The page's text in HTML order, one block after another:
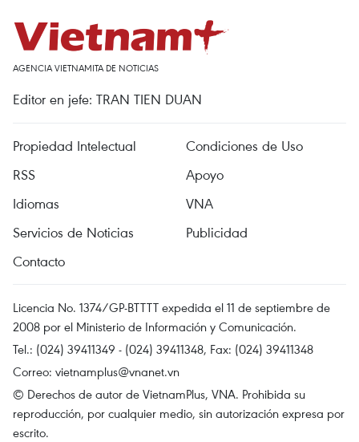
AGENCIA VIETNAMITA DE NOTICIAS
Editor en jefe: TRAN TIEN DUAN
Propiedad Intelectual
Condiciones de Uso
RSS
Apoyo
Idiomas
VNA
Servicios de Noticias
Publicidad
Contacto
Licencia No. 1374/GP-BTTTT expedida el 11 de septiembre de
2008 por el Ministerio de Información y Comunicación.
Tel.: (024) 39411349 - (024) 39411348, Fax: (024) 39411348
Correo: vietnamplus@vnanet.vn
© Derechos de autor de VietnamPlus, VNA. Prohibida su
reproducción, por cualquier medio, sin autorización expresa por
escrito.